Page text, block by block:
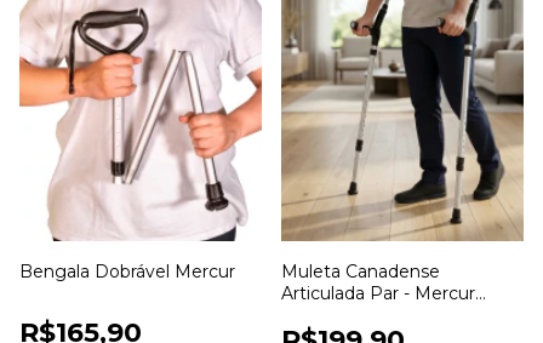
Bengala Dobrável Mercur
R$165,90
Muleta Canadense
Articulada Par - Mercur